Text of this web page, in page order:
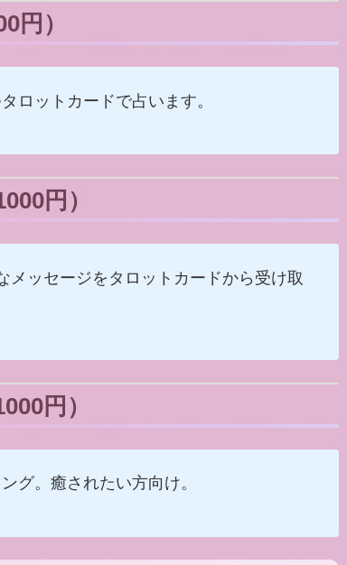
円）
ロットカードで占います。
円）
ッセージをタロットカードから受け取
円）
グ。癒されたい方向け。